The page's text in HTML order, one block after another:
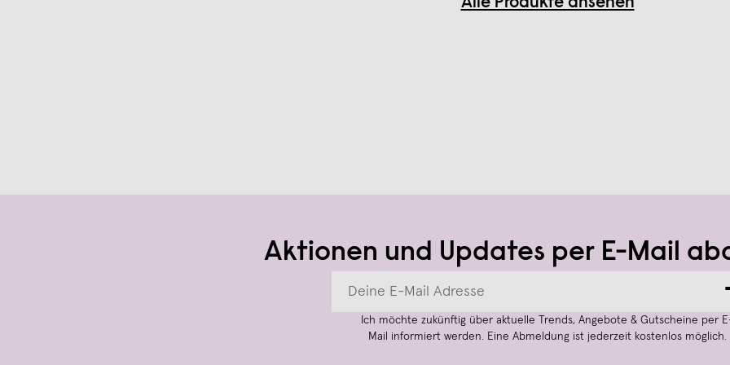
Aktionen und Updates per E-Mail
Ich möchte zukünftig über aktuelle Trends, Angebote & Gutscheine per
Mail informiert werden. Eine Abmeldung ist jederzeit kostenlos möglich.